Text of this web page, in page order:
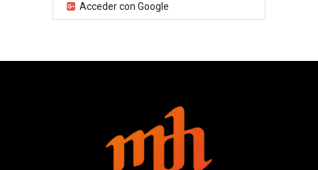
Acceder con Google